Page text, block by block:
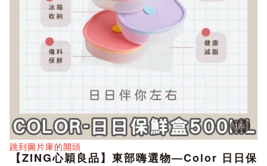
1/4
跳到圖片庫的開頭
分享
【ZING心穎良品】東部嗨選物—Color 日日保